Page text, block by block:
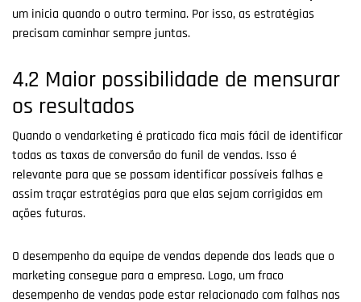
um inicia quando o outro termina. Por isso, as estratégias
precisam caminhar sempre juntas.
4.2 Maior possibilidade de mensurar
os resultados
Quando o vendarketing é praticado fica mais fácil de identificar
todas as taxas de conversão do funil de vendas. Isso é
relevante para que se possam identificar possíveis falhas e
assim traçar estratégias para que elas sejam corrigidas em
ações futuras.
O desempenho da equipe de vendas depende dos leads que o
marketing consegue para a empresa. Logo, um fraco
desempenho de vendas pode estar relacionado com falhas nas